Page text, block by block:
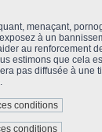
menaçant,
à un
au renforcement
estimons que cela
pas diffusée à